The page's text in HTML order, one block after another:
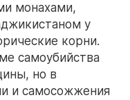
монахами,
у
корни.
самоубийства
но в
и самосожжения